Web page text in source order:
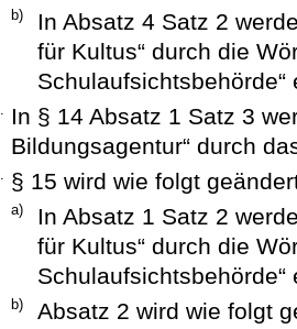
b)
In Absatz 4 Satz 2
für Kultus“ durch die
Schulaufsichtsbehörde“
In § 14 Absatz 1 Satz 3
Bildungsagentur“ durch
§ 15 wird wie folgt
a)
In Absatz 1 Satz 2
für Kultus“ durch die
Schulaufsichtsbehörde“
b) Absatz 2 wird wie folgt